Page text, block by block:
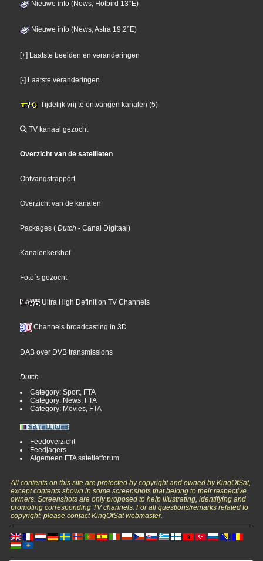
Nieuwe info (News, Hotbird 13°E)
Nieuwe info (News, Astra 19,2°E)
[+] Laatste beelden en veranderingen
[-] Laatste veranderingen
Tijdelijk vrij te ontvangen kanalen (5)
TV kanaal gezocht
Overzicht van de satellieten
Ontvangstrapport
Overzicht van de kanalen
Packages ( Dutch - Canal Digitaal)
Kanalenkerkhof
Foto´s gezocht
Ultra High Definition TV Channels
Channels broadcasting in 3D
DAB over DVB transmissions
Dutch
Category: Sport, FTA
Category: News, FTA
Category: Movies, FTA
Feedoverzicht
Feedjagers
Algemeen FTA satelietforum
All contents on this site are protected by copyright and owned by KingOfSat,
except contents shown in some screenshots that belong to their respective
owners. Screenshots are only proposed to help illustrating, identifying and
promoting corresponding TV channels. For all questions/remarks related to
copyright, please contact KingOfSat webmaster.